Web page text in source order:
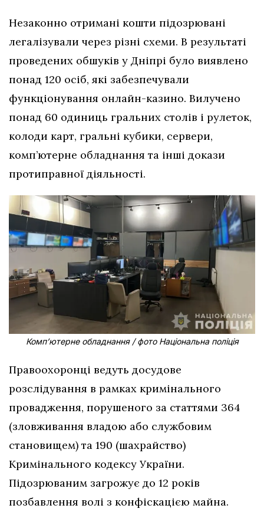
Незаконно отримані кошти підозрювані
легалізували через різні схеми. В результаті
проведених обшуків у Дніпрі було виявлено
понад 120 осіб, які забезпечували
функціонування онлайн-казино. Вилучено
понад 60 одиниць гральних столів і рулеток,
колоди карт, гральні кубики, сервери,
комп’ютерне обладнання та інші докази
протиправної діяльності.
Комп’ютерне обладнання / фото Національна поліція
Правоохоронці ведуть досудове
розслідування в рамках кримінального
провадження, порушеного за статтями 364
(зловживання владою або службовим
становищем) та 190 (шахрайство)
Кримінального кодексу України.
Підозрюваним загрожує до 12 років
позбавлення волі з конфіскацією майна.